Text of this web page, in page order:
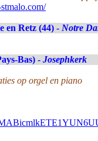
en Retz (44) - Notre
Bas) - Josephkerk
op orgel en piano